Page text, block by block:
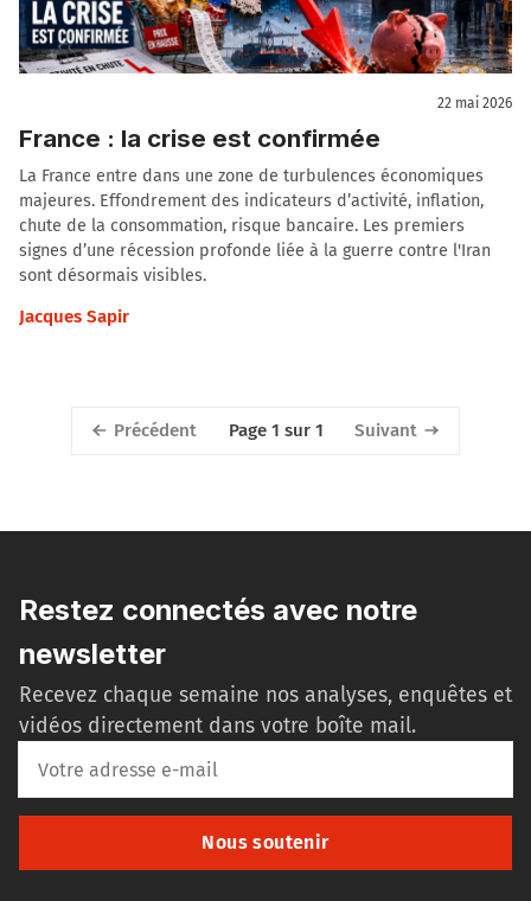
22 mai 2026
France : la crise est confirmée
La France entre dans une zone de turbulences économiques
majeures. Effondrement des indicateurs d’activité, inflation,
chute de la consommation, risque bancaire. Les premiers
signes d’une récession profonde liée à la guerre contre l'Iran
sont désormais visibles.
Jacques Sapir
Précédent Page 1 sur 1 Suivant
Restez connectés avec notre
newsletter
Recevez chaque semaine nos analyses, enquêtes et
vidéos directement dans votre boîte mail.
Nous soutenir